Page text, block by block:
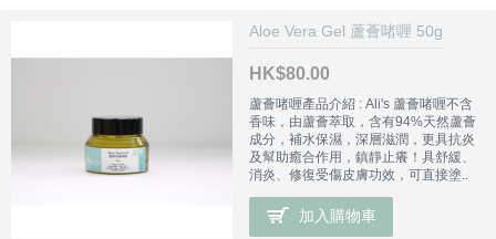
Aloe Vera Gel 蘆薈啫喱 50g
HK$80.00
蘆薈啫喱產品介紹 : Ali's 蘆薈啫喱不含
香味，由蘆薈萃取，含有94%天然蘆薈
成分，補水保濕，深層滋潤，更具抗炎
及幫助癒合作用，鎮靜止癢！具舒緩、
消炎、修復受傷皮膚功效，可直接塗..
加入購物車